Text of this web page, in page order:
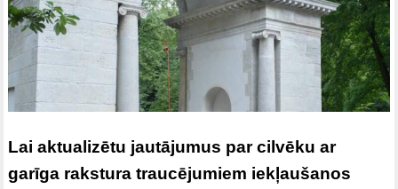
Lai aktualizētu jautājumus par cilvēku ar
garīga rakstura traucējumiem iekļaušanos